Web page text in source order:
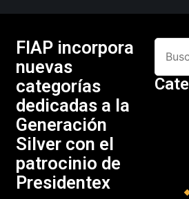
FIAP incorpora
nuevas
categorías
dedicadas a la
Generación
Silver con el
patrocinio de
Presidentex